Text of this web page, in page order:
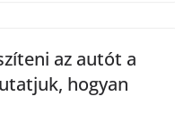
az autót a
hogyan